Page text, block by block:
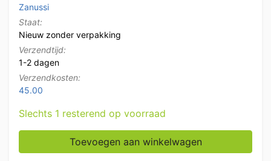
Zanussi
Staat:
Nieuw zonder verpakking
Verzendtijd:
1-2 dagen
Verzendkosten:
45.00
Slechts 1 resterend op voorraad
RVS Giga Grillplaat Geribbelde bakplaat 40 cm 400V
Toevoegen aan winkelwagen